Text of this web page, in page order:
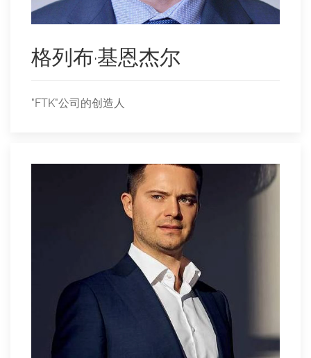
格列布·基恩杰尔
"FTK"公司的创造人